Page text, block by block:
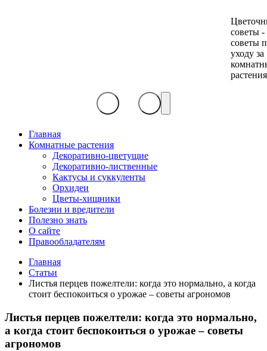
советы -
советы
уходу за
Главная
Комнатные растения
Декоративно-цветущие
Декоративно-лиственные
Кактусы и суккуленты
Орхидеи
Цветы-хищники
Болезни и вредители
Полезно знать
О сайте
Правообладателям
Главная
Статьи
Листья перцев пожелтели: когда это нормально, а когда
стоит беспокоиться о урожае – советы агрономов
Листья перцев пожелтели: когда это нормально,
а когда стоит беспокоиться о урожае – советы
агрономов